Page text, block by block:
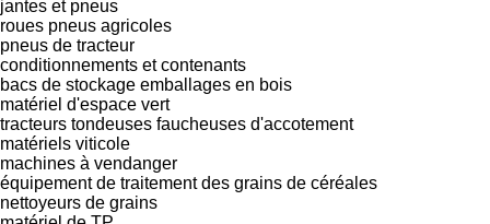
jantes et pneus
roues pneus agricoles
pneus de tracteur
conditionnements et contenants
bacs de stockage emballages en bois
matériel d'espace vert
tracteurs tondeuses faucheuses d'accotement
matériels viticole
machines à vendanger
équipement de traitement des grains de céréales
nettoyeurs de grains